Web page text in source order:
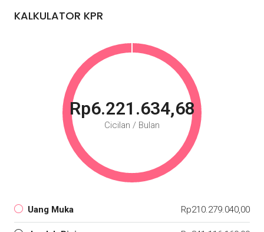
KALKULATOR KPR
Rp6.221.634,68
Cicilan / Bulan
Uang Muka Rp210.279.040,00